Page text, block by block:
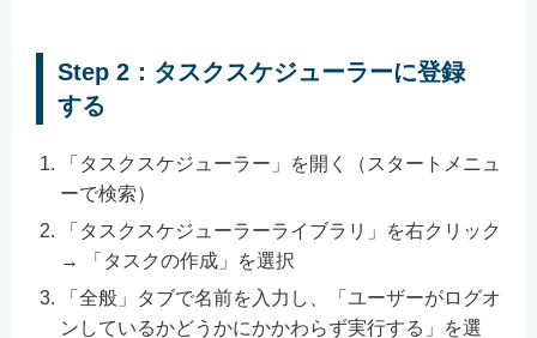
Step 2：タスクスケジューラーに登録
する
「タスクスケジューラー」を開く（スタートメニュ
ーで検索）
「タスクスケジューラーライブラリ」を右クリック
→ 「タスクの作成」を選択
「全般」タブで名前を入力し、「ユーザーがログオ
ンしているかどうかにかかわらず実行する」を選